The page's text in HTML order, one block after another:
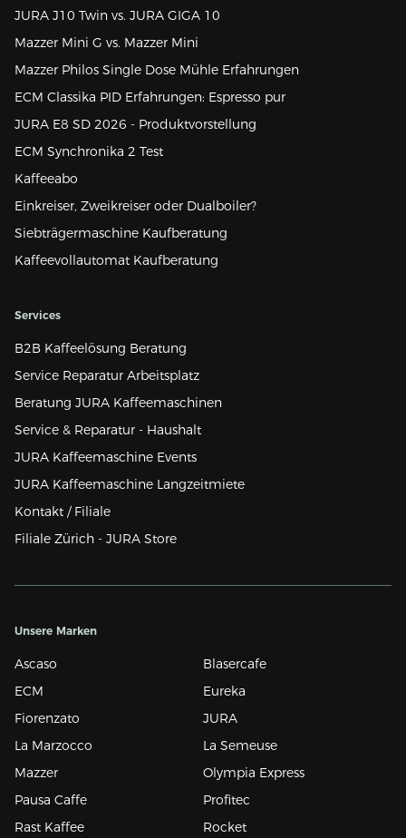
JURA J10 Twin vs. JURA GIGA 10
Mazzer Mini G vs. Mazzer Mini
Mazzer Philos Single Dose Mühle Erfahrungen
ECM Classika PID Erfahrungen: Espresso pur
JURA E8 SD 2026 - Produktvorstellung
ECM Synchronika 2 Test
Kaffeeabo
Einkreiser, Zweikreiser oder Dualboiler?
Siebträgermaschine Kaufberatung
Kaffeevollautomat Kaufberatung
Services
B2B Kaffeelösung Beratung
Service Reparatur Arbeitsplatz
Beratung JURA Kaffeemaschinen
Service & Reparatur - Haushalt
JURA Kaffeemaschine Events
JURA Kaffeemaschine Langzeitmiete
Kontakt / Filiale
Filiale Zürich - JURA Store
Unsere Marken
Ascaso
Blasercafe
ECM
Eureka
Fiorenzato
JURA
La Marzocco
La Semeuse
Mazzer
Olympia Express
Pausa Caffe
Profitec
Rast Kaffee
Rocket